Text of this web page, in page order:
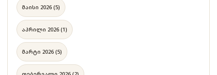
მაისი 2026 (5)
აპრილი 2026 (1)
მარტი 2026 (5)